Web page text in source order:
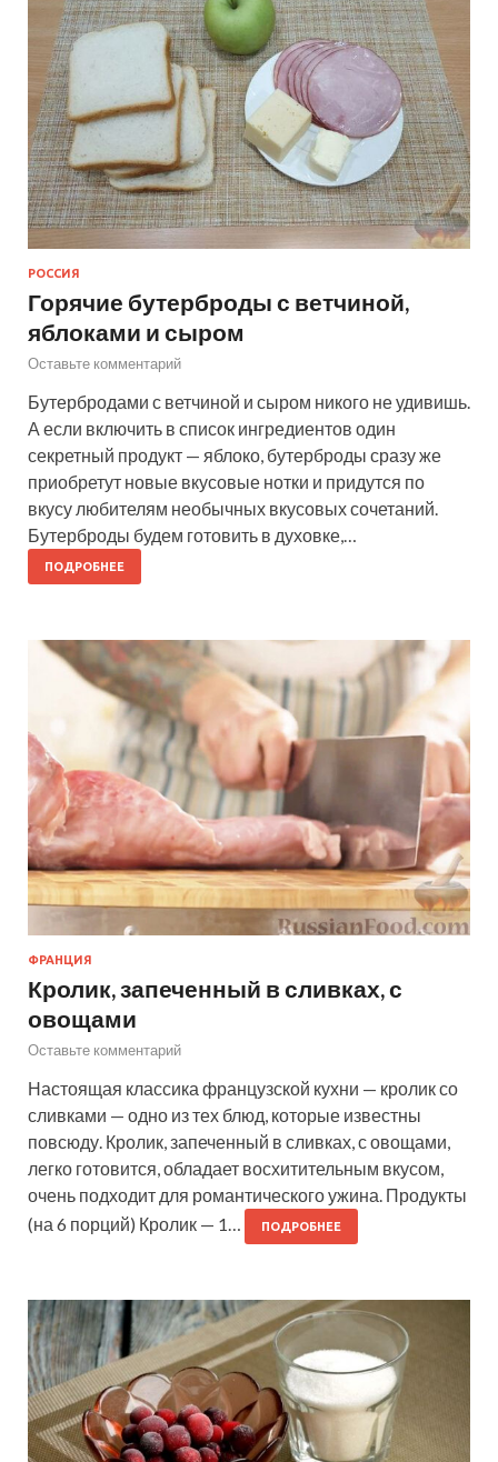
РОССИЯ
Горячие бутерброды с ветчиной,
яблоками и сыром
Оставьте комментарий
Бутербродами с ветчиной и сыром никого не удивишь.
А если включить в список ингредиентов один
секретный продукт — яблоко, бутерброды сразу же
приобретут новые вкусовые нотки и придутся по
вкусу любителям необычных вкусовых сочетаний.
Бутерброды будем готовить в духовке,…
ПОДРОБНЕЕ
ФРАНЦИЯ
Кролик, запеченный в сливках, с
овощами
Оставьте комментарий
Настоящая классика французской кухни — кролик со
сливками — одно из тех блюд, которые известны
повсюду. Кролик, запеченный в сливках, с овощами,
легко готовится, обладает восхитительным вкусом,
очень подходит для романтического ужина. Продукты
(на 6 порций) Кролик — 1…
ПОДРОБНЕЕ